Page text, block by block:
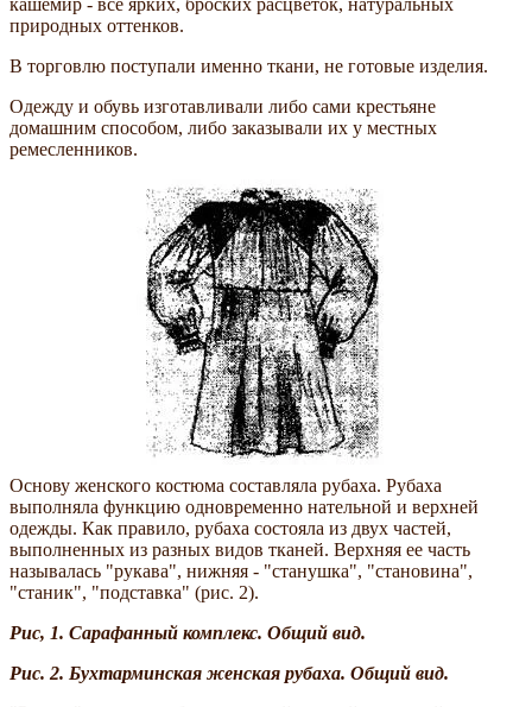
природных оттенков.
В торговлю поступали именно ткани, не готовые изделия.
Одежду и обувь изготавливали либо сами крестьяне
домашним способом, либо заказывали их у местных
ремесленников.
Основу женского костюма составляла рубаха. Рубаха
выполняла функцию одновременно нательной и верхней
одежды. Как правило, рубаха состояла из двух частей,
выполненных из разных видов тканей. Верхняя ее часть
называлась "рукава", нижняя - "станушка", "становина",
"станик", "подставка" (рис. 2).
Рис, 1. Сарафанный комплекс. Общий вид.
Рис. 2. Бухтарминская женская рубаха. Общий вид.